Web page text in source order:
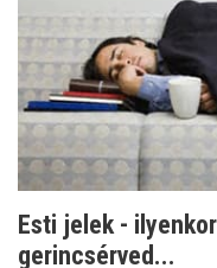
Esti jelek -
gerincsérved...